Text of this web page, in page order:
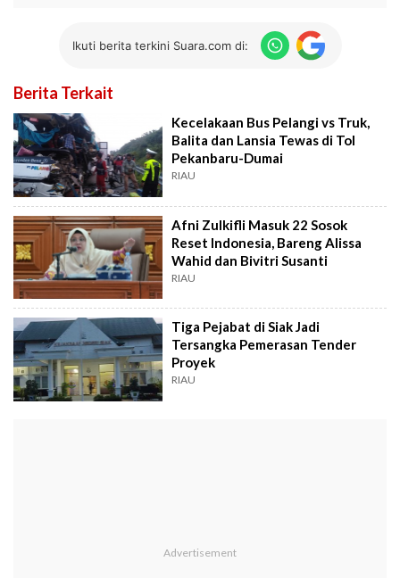
Ikuti berita terkini Suara.com di:
Berita Terkait
Kecelakaan Bus Pelangi vs Truk,
Balita dan Lansia Tewas di Tol
Pekanbaru-Dumai
RIAU
Afni Zulkifli Masuk 22 Sosok
Reset Indonesia, Bareng Alissa
Wahid dan Bivitri Susanti
RIAU
Tiga Pejabat di Siak Jadi
Tersangka Pemerasan Tender
Proyek
RIAU